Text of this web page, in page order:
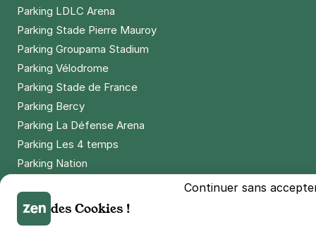
Parking LDLC Arena
Parking Stade Pierre Mauroy
Parking Groupama Stadium
Parking Vélodrome
Parking Stade de France
Parking Bercy
Parking La Défense Arena
Parking Les 4 temps
Parking Nation
Parking Lille Grand Palais
Parking Euralille
Continuer sans
des Cookies !